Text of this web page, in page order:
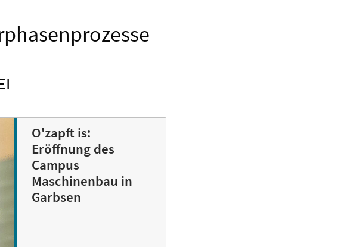
O'zapft is:
Eröffnung des
Campus
Maschinenbau in
Garbsen